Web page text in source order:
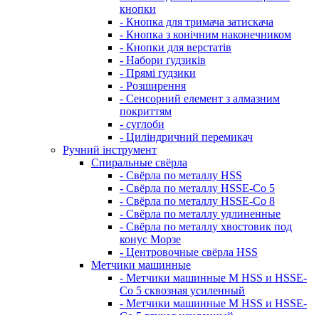
кнопки
- Кнопка для тримача затискача
- Кнопка з конічним наконечником
- Кнопки для верстатів
- Набори ґудзиків
- Прямі ґудзики
- Розширення
- Сенсорний елемент з алмазним
покриттям
- суглоби
- Циліндричний перемикач
Ручний інструмент
Спиральные свёрла
- Свёрла по металлу HSS
- Свёрла по металлу HSSE-Co 5
- Свёрла по металлу HSSE-Co 8
- Свёрла по металлу удлиненные
- Свёрла по металлу хвостовик под
конус Морзе
- Центровочные свёрла HSS
Метчики машинные
- Метчики машинные M HSS и HSSE-
Co 5 сквозная усиленный
- Метчики машинные M HSS и HSSE-